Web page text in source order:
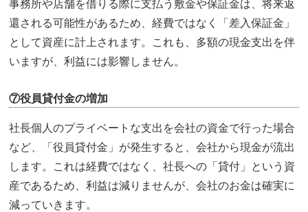
事務所や店舗を借りる際に支払う敷金や保証金は、将来返
還される可能性があるため、経費ではなく「差入保証金」
として資産に計上されます。これも、多額の現金支出を伴
いますが、利益には影響しません。
⑦役員貸付金の増加
社長個人のプライベートな支出を会社の資金で行った場合
など、「役員貸付金」が発生すると、会社から現金が流出
します。これは経費ではなく、社長への「貸付」という資
産であるため、利益は減りませんが、会社のお金は確実に
減っていきます。